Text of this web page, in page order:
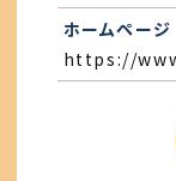
ホームページ
https://